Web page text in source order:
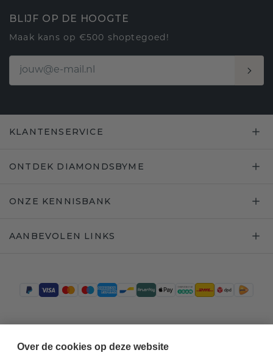
BLIJF OP DE HOOGTE
Maak kans op €500 shoptegoed!
KLANTENSERVICE
ONTDEK DIAMONDSBYME
ONZE KENNISBANK
AANBEVOLEN LINKS
Over de cookies op deze website